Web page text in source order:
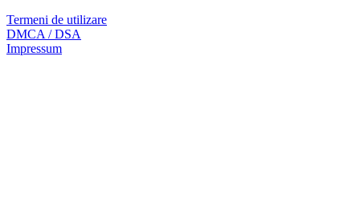
Termeni de utilizare
DMCA / DSA
Impressum